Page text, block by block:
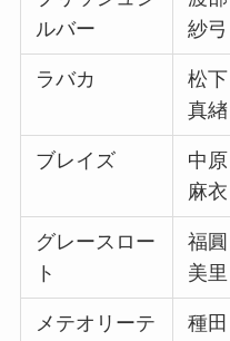
ルバー
紗弓
ラバカ
松下
真緖
ブレイズ
中原
麻衣
グレースロー
ト
福圓
美里
メテオリーテ
種田